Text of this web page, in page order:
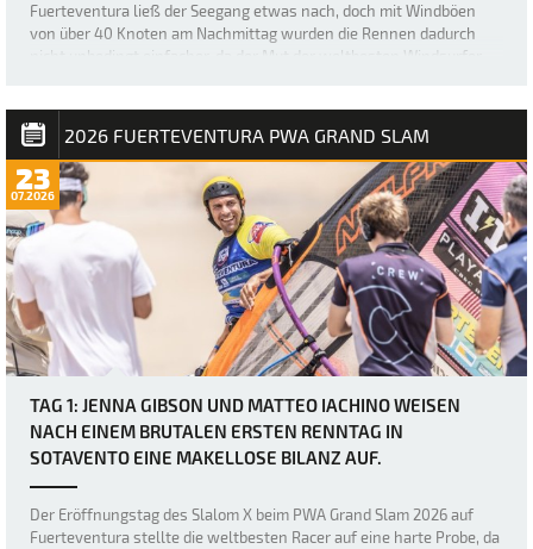
Fuerteventura ließ der Seegang etwas nach, doch mit Windböen
von über 40 Knoten am Nachmittag wurden die Rennen dadurch
nicht unbedingt einfacher, da der Mut der weltbesten Windsurfer
2026 FUERTEVENTURA PWA GRAND SLAM
23
07.2026
TAG 1: JENNA GIBSON UND MATTEO IACHINO WEISEN
NACH EINEM BRUTALEN ERSTEN RENNTAG IN
SOTAVENTO EINE MAKELLOSE BILANZ AUF.
Der Eröffnungstag des Slalom X beim PWA Grand Slam 2026 auf
Fuerteventura stellte die weltbesten Racer auf eine harte Probe, da